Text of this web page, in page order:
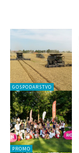
GOSPODARSTVO
PROMO